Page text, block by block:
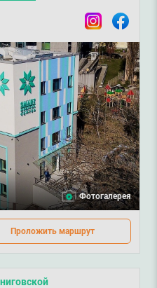
InstagramFacebook
Фотогалерея
Проложить маршрут